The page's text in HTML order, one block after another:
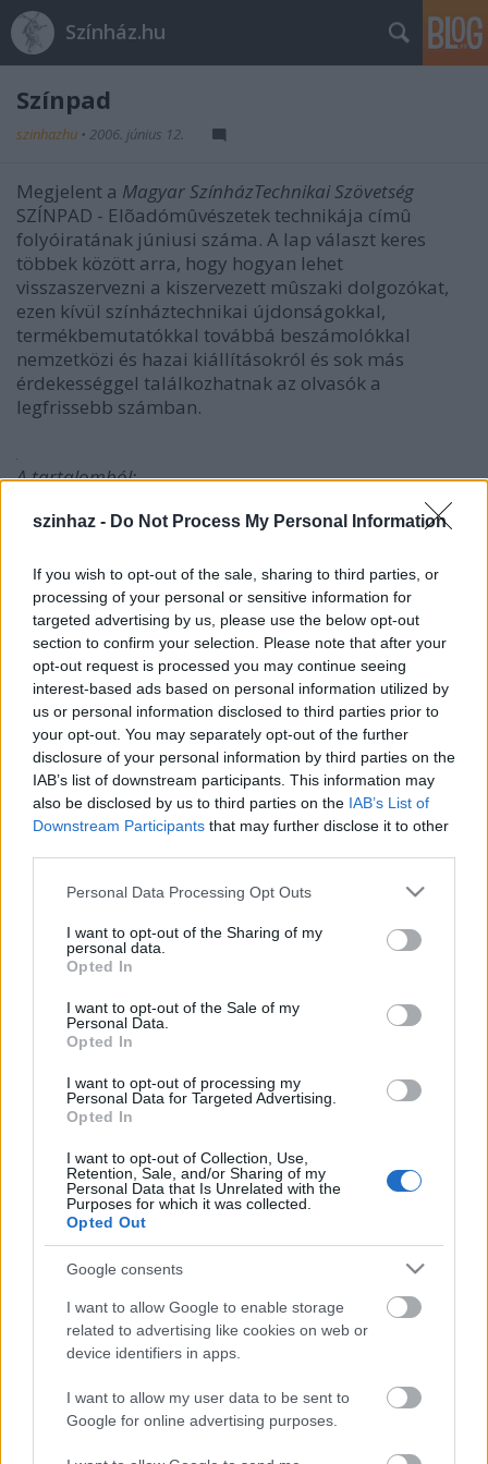
szinhaz - Do Not Process My Personal Information
If you wish to opt-out of the sale, sharing to third parties, or
processing of your personal or sensitive information for
targeted advertising by us, please use the below opt-out
section to confirm your selection. Please note that after your
opt-out request is processed you may continue seeing
interest-based ads based on personal information utilized by
us or personal information disclosed to third parties prior to
your opt-out. You may separately opt-out of the further
disclosure of your personal information by third parties on the
IAB’s list of downstream participants. This information may
also be disclosed by us to third parties on the IAB’s List of
Downstream Participants that may further disclose it to other
Please note that this website/app uses one or more Google
not limited to your visit or usage behaviour. You may click to
grant or deny consent to Google and its third-party tags to
use your data for below specified purposes in below Google
consent section.
Personal Data Processing Opt Outs
I want to opt-out of the Sharing of my
personal data.
Opted In
I want to opt-out of the Sale of my
Personal Data.
Opted In
I want to opt-out of processing my
Personal Data for Targeted Advertising.
Opted In
I want to opt-out of Collection, Use,
Retention, Sale, and/or Sharing of my
Personal Data that Is Unrelated with the
Purposes for which it was collected.
Opted Out
Google consents
I want to allow Google to enable storage
related to advertising like cookies on web or
device identifiers in apps.
I want to allow my user data to be sent to
Google for online advertising purposes.
Színház.hu
Színpad
szinhazhu • 2006. június 12.
Megjelent a Magyar SzínházTechnikai Szövetség
SZÍNPAD - Elõadómûvészetek technikája címû
folyóiratának júniusi száma. A lap választ keres
többek között arra, hogy hogyan lehet
visszaszervezni a kiszervezett mûszaki dolgozókat,
ezen kívül színháztechnikai újdonságokkal,
termékbemutatókkal továbbá beszámolókkal
nemzetközi és hazai kiállításokról és sok más
érdekességgel találkozhatnak az olvasók a
legfrissebb számban.
A tartalomból:
• Aktuális és húsbavágó téma: a bujtatott
számos területén mégis előnyős lehet az
Outsourcing? Színházak a gazdasági kényszer
szorításában.
• Jó üzleti vállalkozásnak tűnik a többcélú
kongresszusi központok építése. A legnépszerűbbet,
a Budapesti Kongresszusi Központot most újították
fel 8 millió Euróért. Több mint 20 éves tapasztalat: a
konferenciák mellett nagyobb súllyal jelentkeznek a
kulturális rendezvények. A felújítás a színpadi
produkciókhoz szükséges technikát pótolta.
Figyelembe vették-e ezeket a tapasztalatokat
Debrecen legújabb konferencia központjának
építésénél? Az Állami Népi Együttes fellépése a
Kölcsey Központban nem ezt igazolta.
• Lehet-e egy hatalmas sportcsarnokban misztikus
operát előadni? És rockkoncertet? A Budapesti Sport
Arénában mindez - óriási munkával - sikerült.
Szörényi Levente: Árpád népe c. nagyszabású
operájának és a RAPülők fergeteges koncertjének
létrehozásáról a látványtervezők írnak.
forrás:Magyar SzínházTechnikai Szövetség
Ajánlott bejegyzések: